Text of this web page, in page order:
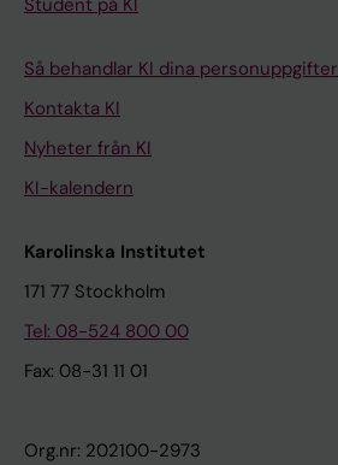
Så behandlar KI dina personuppgifter
Kontakta KI
Nyheter från KI
KI-kalendern
Karolinska Institutet
171 77 Stockholm
Tel: 08-524 800 00
Fax: 08-31 11 01
Org.nr: 202100-2973